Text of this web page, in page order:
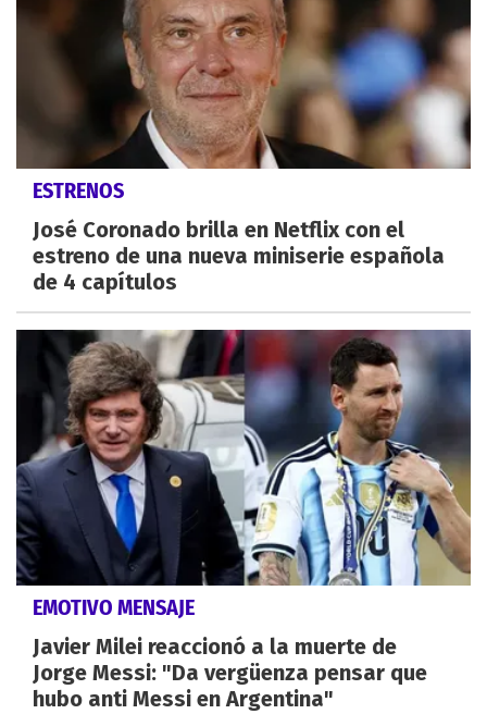
ESTRENOS
José Coronado brilla en Netflix con el
estreno de una nueva miniserie española
de 4 capítulos
EMOTIVO MENSAJE
Javier Milei reaccionó a la muerte de
Jorge Messi: "Da vergüenza pensar que
hubo anti Messi en Argentina"